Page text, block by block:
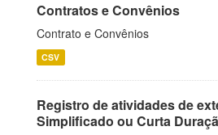
Contratos e Convênios
Contrato e Convênios
CSV
Registro de atividades de
Simplificado ou Curta